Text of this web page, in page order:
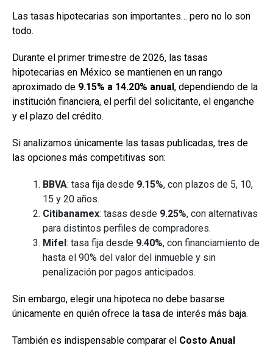
Las tasas hipotecarias son importantes… pero no lo son
todo.
Durante el primer trimestre de 2026, las tasas
hipotecarias en México se mantienen en un rango
aproximado de 9.15% a 14.20% anual, dependiendo de la
institución financiera, el perfil del solicitante, el enganche
y el plazo del crédito.
Si analizamos únicamente las tasas publicadas, tres de
las opciones más competitivas son:
BBVA: tasa fija desde 9.15%, con plazos de 5, 10,
15 y 20 años.
Citibanamex: tasas desde 9.25%, con alternativas
para distintos perfiles de compradores.
Mifel: tasa fija desde 9.40%, con financiamiento de
hasta el 90% del valor del inmueble y sin
penalización por pagos anticipados.
Sin embargo, elegir una hipoteca no debe basarse
únicamente en quién ofrece la tasa de interés más baja.
También es indispensable comparar el Costo Anual